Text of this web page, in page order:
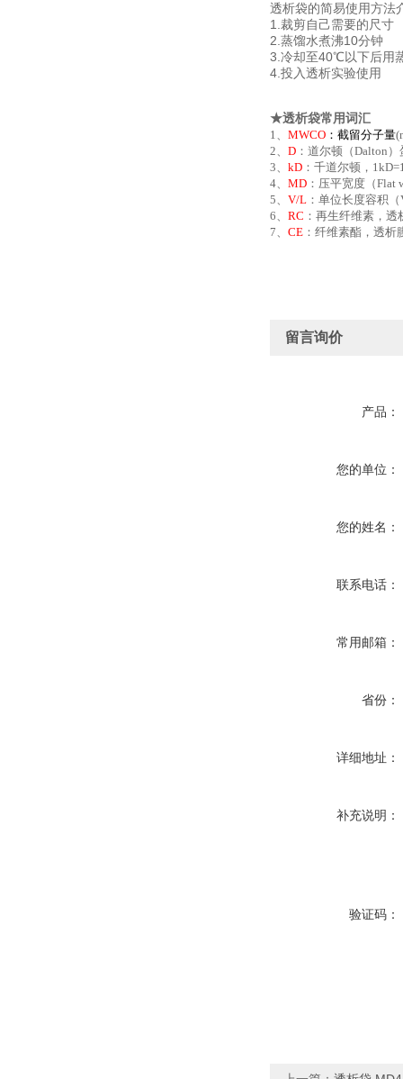
透析袋的简易使用方法
1.裁剪自己需要的尺寸
2.蒸馏水煮沸10分钟
3.冷却至40℃以下后用
4.投入透析实验使用
★透析袋常用词汇
1、 MWCO ： 截留分子量
2、 D ：道尔顿（Dalton
3、 kD ：千道尔顿，
4、 MD ：压平宽度（
5、 V/L ：单位长度容积
6、 RC ：再生纤维素，
7、 CE ：纤维素酯，透析
留言询价
产品：
您的单位：
您的姓名：
联系电话：
常用邮箱：
省份：
详细地址：
补充说明：
验证码：